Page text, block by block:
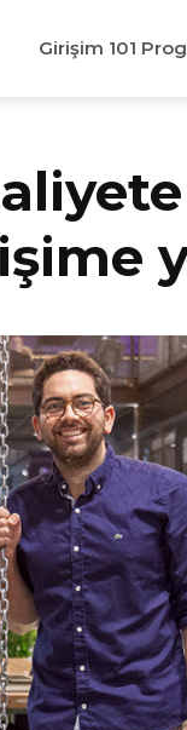
Girişim 101